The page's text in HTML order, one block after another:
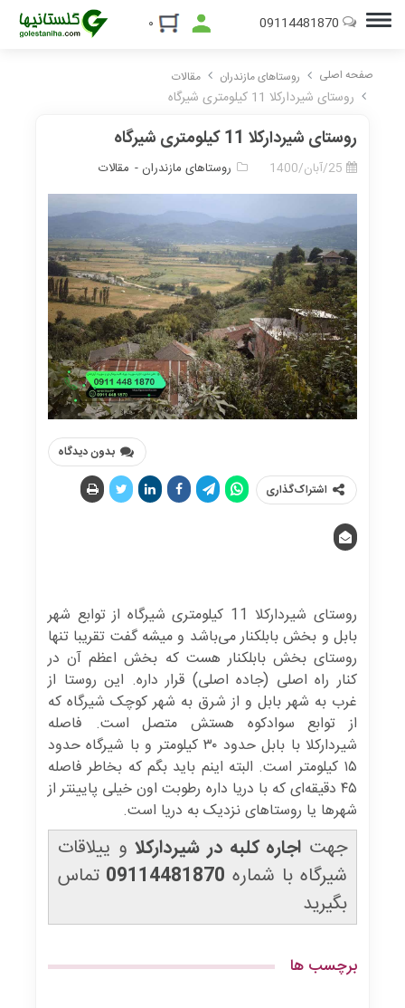
09114481870 ۰
صفحه اصلی روستاهای مازندران مقالات
روستای شیردارکلا 11 کیلومتری شیرگاه
روستای شیردارکلا 11 کیلومتری شیرگاه
روستاهای مازندران - مقالات
بدون دیدگاه
اشتراک‌گذاری
روستای شیردارکلا 11 کیلومتری شیرگاه از توابع شهر
بابل و بخش بابلکنار می‌باشد و میشه گفت تقریبا تنها
روستای بخش بابلکنار هست که بخش اعظم آن در
کنار راه اصلی (جاده اصلی) قرار داره. این روستا از
غرب به شهر بابل و از شرق به شهر کوچک شیرگاه که
از توابع سوادکوه هستش متصل است. فاصله
شیردارکلا با بابل حدود ۳٠ کیلومتر و با شیرگاه حدود
١۵ کیلومتر است. البته اینم باید بگم که بخاطر فاصله
۴۵ دقیقه‌ای که با دریا داره رطوبت اون خیلی پایینتر از
شهرها یا روستاهای نزدیک به دریا است.
جهت اجاره کلبه در شیردارکلا و ییلاقات
شیرگاه با شماره 09114481870 تماس
بگیرید
برچسب ها